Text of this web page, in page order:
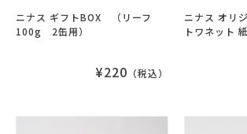
ニナス ギフトBOX （リーフ
100g 2缶用）
¥220 （税込）
ニナス オリ
トワネット